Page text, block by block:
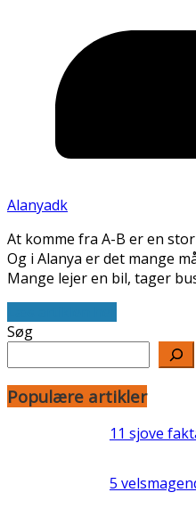
Alanyadk
At komme fra A-B er en
Og i Alanya er det mange
Mange lejer en bil, tager
Søg
Populære artikler
11 sjove
5